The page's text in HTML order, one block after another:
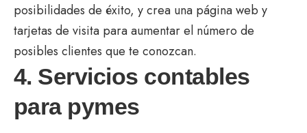
posibilidades de éxito, y crea una página web y
tarjetas de visita para aumentar el número de
posibles clientes que te conozcan.
4. Servicios contables
para pymes